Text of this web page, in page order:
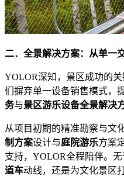
二．全景解决方案：从单一
YOLOR深知，景区成功的
们摒弃单一设备销售模式，
务与景区游乐设备全景解决
从项目初期的精准勘察与文
制方案设计与庭院游乐方案
支持，YOLOR全程陪伴。
道车动线，还是为文化景区